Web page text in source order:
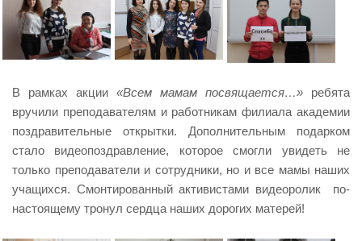
В рамках акции «Всем мамам посвящается…» ребята
вручили преподавателям и работникам филиала академии
поздравительные открытки. Дополнительным подарком
стало видеопоздравление, которое смогли увидеть не
только преподаватели и сотрудники, но и все мамы наших
учащихся. Смонтированный активистами видеоролик по-
настоящему тронул сердца наших дорогих матерей!